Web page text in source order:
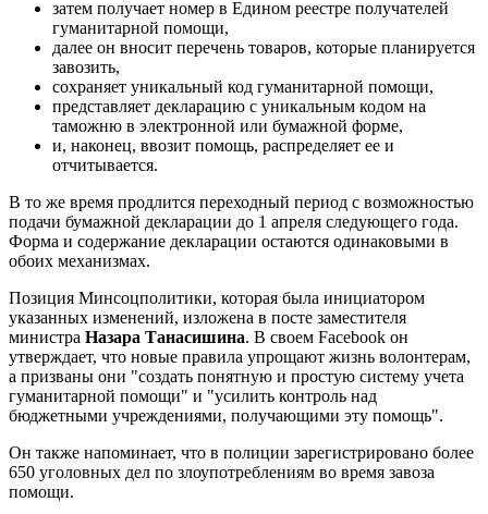
затем получает номер в Едином реестре получателей
гуманитарной помощи,
далее он вносит перечень товаров, которые планируется
завозить,
сохраняет уникальный код гуманитарной помощи,
представляет декларацию с уникальным кодом на
таможню в электронной или бумажной форме,
и, наконец, ввозит помощь, распределяет ее и
отчитывается.
В то же время продлится переходный период с возможностью
подачи бумажной декларации до 1 апреля следующего года.
Форма и содержание декларации остаются одинаковыми в
обоих механизмах.
Позиция Минсоцполитики, которая была инициатором
указанных изменений, изложена в посте заместителя
министра Назара Танасишина. В своем Facebook он
утверждает, что новые правила упрощают жизнь волонтерам,
а призваны они "создать понятную и простую систему учета
гуманитарной помощи" и "усилить контроль над
бюджетными учреждениями, получающими эту помощь".
Он также напоминает, что в полиции зарегистрировано более
650 уголовных дел по злоупотреблениям во время завоза
помощи.